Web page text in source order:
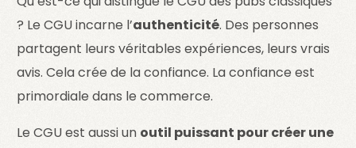
? Le CGU incarne l’authenticité. Des personnes
partagent leurs véritables expériences, leurs vrais
avis. Cela crée de la confiance. La confiance est
primordiale dans le commerce.
Le CGU est aussi un outil puissant pour créer une